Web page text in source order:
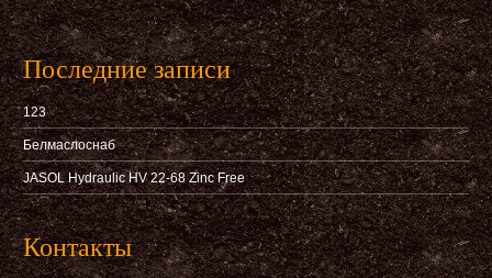
Последние записи
123
Белмаслоснаб
JASOL Hydraulic HV 22-68 Zinc Free
Контакты